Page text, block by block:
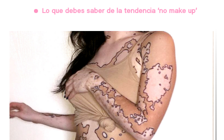
Lo que debes saber de la tendencia ‘no make up’